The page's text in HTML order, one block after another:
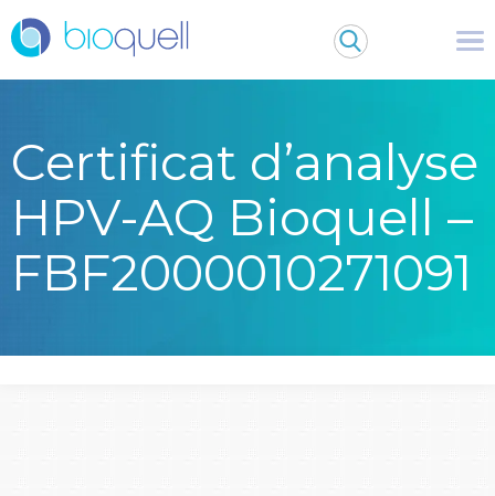
Certificat d’analyse
HPV-AQ Bioquell –
FBF2000010271091